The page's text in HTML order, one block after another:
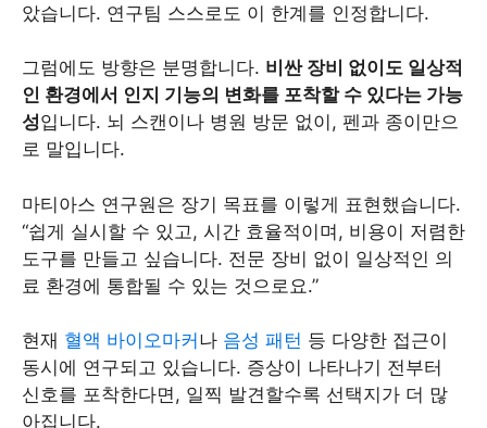
았습니다. 연구팀 스스로도 이 한계를 인정합니다.
그럼에도 방향은 분명합니다. 비싼 장비 없이도 일상적
인 환경에서 인지 기능의 변화를 포착할 수 있다는 가능
성입니다. 뇌 스캔이나 병원 방문 없이, 펜과 종이만으
로 말입니다.
마티아스 연구원은 장기 목표를 이렇게 표현했습니다.
“쉽게 실시할 수 있고, 시간 효율적이며, 비용이 저렴한
도구를 만들고 싶습니다. 전문 장비 없이 일상적인 의
료 환경에 통합될 수 있는 것으로요.”
현재 혈액 바이오마커 나 음성 패턴 등 다양한 접근이
동시에 연구되고 있습니다. 증상이 나타나기 전부터
신호를 포착한다면, 일찍 발견할수록 선택지가 더 많
아집니다.